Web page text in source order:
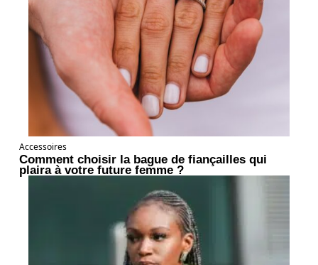
Accessoires
Comment choisir la bague de fiançailles qui
plaira à votre future femme ?